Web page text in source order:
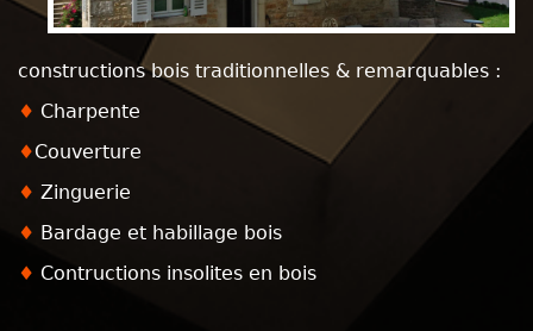
constructions bois traditionnelles & remarquables :
♦ Charpente
♦Couverture
♦ Zinguerie
♦ Bardage et habillage bois
♦ Contructions insolites en bois